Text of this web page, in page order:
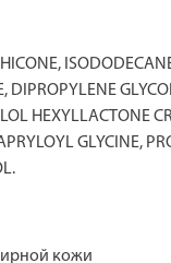
DIPROPYLENE
HEXYLLACTONE
GLYCINE,
кожи